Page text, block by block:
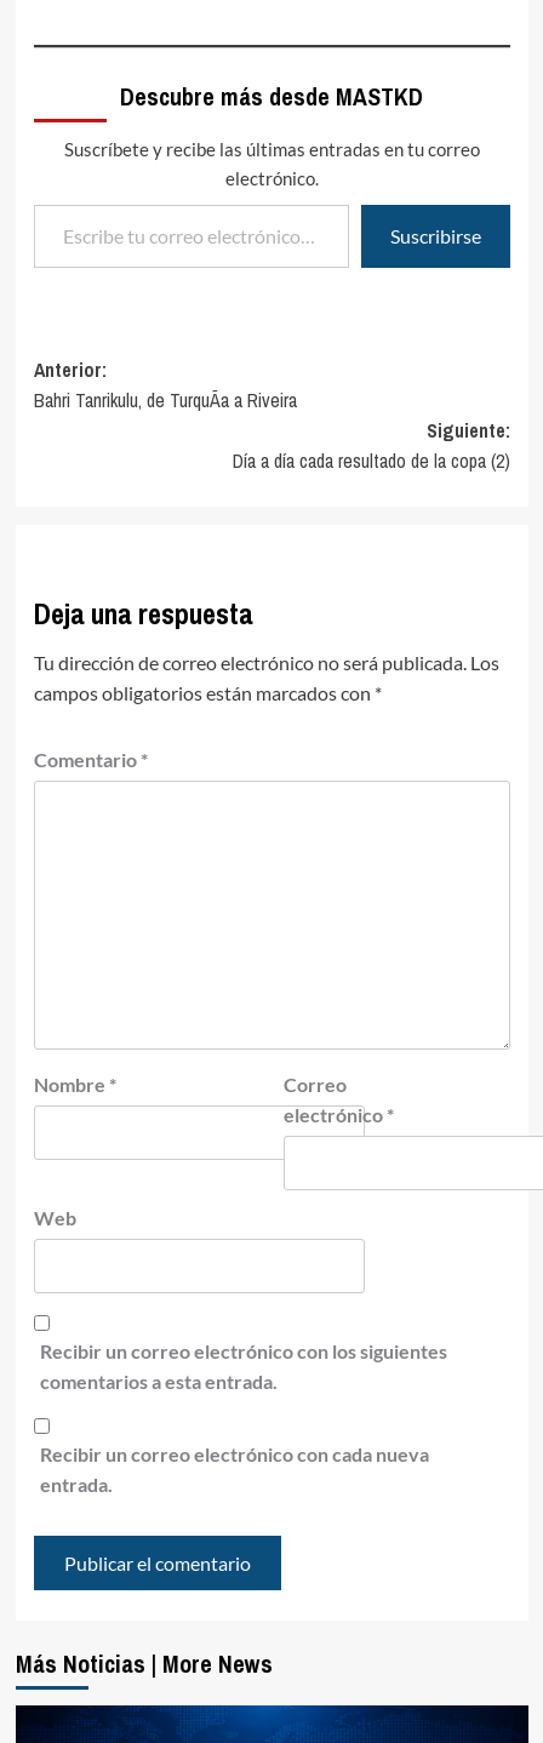
Descubre más desde MASTKD
Suscríbete y recibe las últimas entradas en tu correo
electrónico.
Escribe tu correo electrónico…
Suscribirse
Navegación
de
Anterior:
Bahri Tanrikulu, de TurquÃ­a a Riveira
Siguiente:
Día a día cada resultado de la copa (2)
Deja una respuesta
Tu dirección de correo electrónico no será publicada. Los
campos obligatorios están marcados con *
Comentario *
Nombre *
Correo
electrónico *
Web
Recibir un correo electrónico con los siguientes
comentarios a esta entrada.
Recibir un correo electrónico con cada nueva
entrada.
Más Noticias | More News